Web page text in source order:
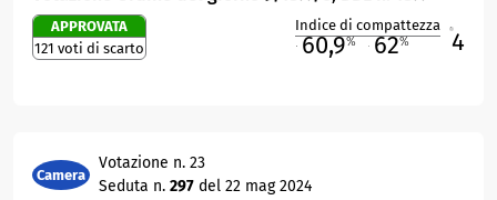
APPROVATA
121 voti di scarto
Indice di compattezza
60,9% 62% 4
Camera
Votazione n. 23
Seduta n. 297 del 22 mag 2024